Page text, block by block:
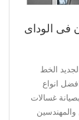
الخط
انواع الديب
فريزر